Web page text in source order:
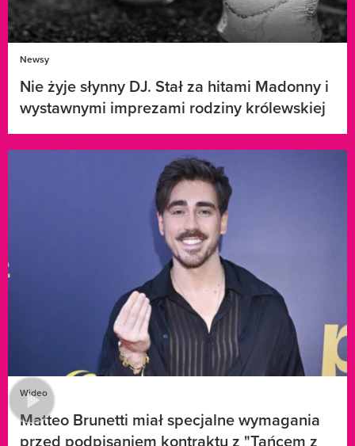
Newsy
Nie żyje słynny DJ. Stał za hitami Madonny i
wystawnymi imprezami rodziny królewskiej
Wideo
Matteo Brunetti miał specjalne wymagania
przed podpisaniem kontraktu z "Tańcem z